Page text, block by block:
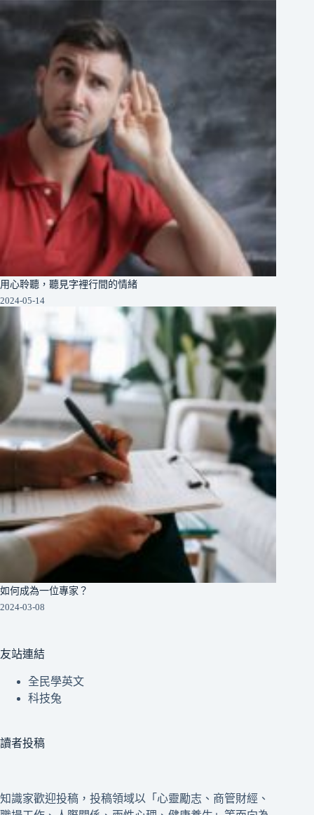
用心聆聽，聽見字裡行間的情緒
2024-05-14
如何成為一位專家？
2024-03-08
友站連結
全民學英文
科技兔
讀者投稿
知識家歡迎投稿，投稿領域以「心靈勵志、商管財經、